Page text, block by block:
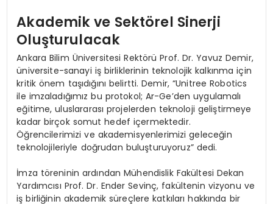
Akademik ve Sektörel Sinerji
Oluşturulacak
Ankara Bilim Üniversitesi Rektörü Prof. Dr. Yavuz Demir,
üniversite-sanayi iş birliklerinin teknolojik kalkınma için
kritik önem taşıdığını belirtti. Demir, “Unitree Robotics
ile imzaladığımız bu protokol; Ar-Ge’den uygulamalı
eğitime, uluslararası projelerden teknoloji geliştirmeye
kadar birçok somut hedef içermektedir.
Öğrencilerimizi ve akademisyenlerimizi geleceğin
teknolojileriyle doğrudan buluşturuyoruz” dedi.
İmza töreninin ardından Mühendislik Fakültesi Dekan
Yardımcısı Prof. Dr. Ender Sevinç, fakültenin vizyonu ve
iş birliğinin akademik süreçlere katkıları hakkında bir